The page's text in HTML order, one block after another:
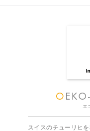
エ
スイスのチューリヒ